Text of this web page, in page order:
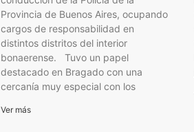
Provincia de Buenos Aires, ocupando
cargos de responsabilidad en
distintos distritos del interior
bonaerense. Tuvo un papel
destacado en Bragado con una
cercanía muy especial con los
Ver más